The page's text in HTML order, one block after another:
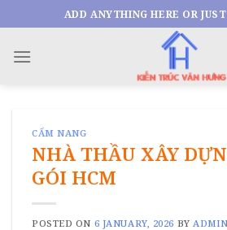
to
content
ADD ANYTHING HERE OR
CẨM NANG
NHÀ THẦU XÂY
GÓI HCM
POSTED ON 6 JANUARY, 2026 BY